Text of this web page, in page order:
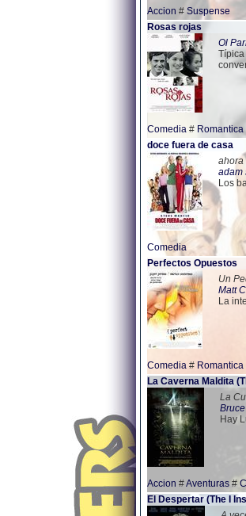
Accion # Suspense
Rosas rojas
Ol
Comedia # Romantica
doce fuera de casa
ahora
adam
Los
Comedia
Perfectos Opuestos
Un
Matt
La
Comedia # Romantica
La Caverna Maldita
La
Hay
Accion #Aventuras #
El Despertar (The I